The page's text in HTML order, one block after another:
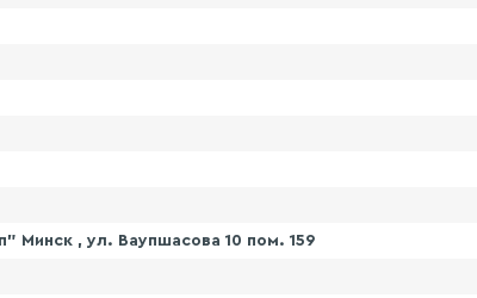
Минск , ул. Ваупшасова 10 пом. 159